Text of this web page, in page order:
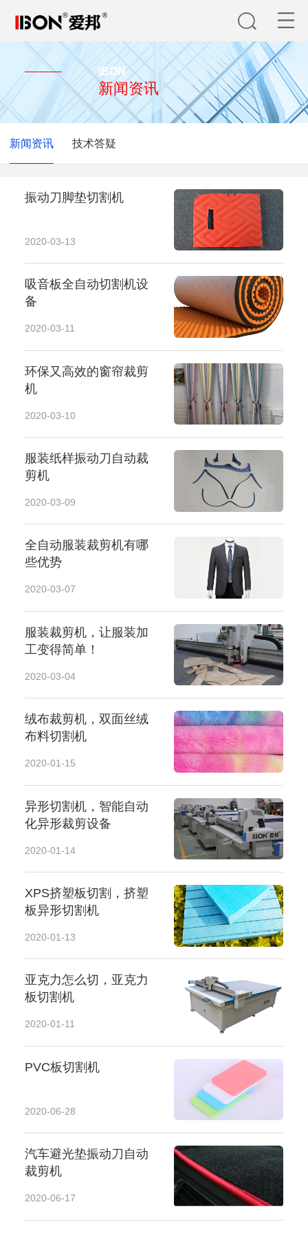
IBON
新闻资讯
新闻资讯 技术答疑
振动刀脚垫切割机
2020-03-13
吸音板全自动切割机设
备
2020-03-11
环保又高效的窗帘裁剪
机
2020-03-10
服装纸样振动刀自动裁
剪机
2020-03-09
全自动服装裁剪机有哪
些优势
2020-03-07
服装裁剪机，让服装加
工变得简单！
2020-03-04
绒布裁剪机，双面丝绒
布料切割机
2020-01-15
异形切割机，智能自动
化异形裁剪设备
2020-01-14
XPS挤塑板切割，挤塑
板异形切割机
2020-01-13
亚克力怎么切，亚克力
板切割机
2020-01-11
PVC板切割机
2020-06-28
汽车避光垫振动刀自动
裁剪机
2020-06-17